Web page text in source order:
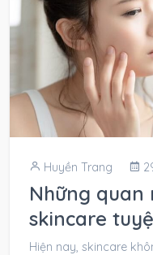
Huyền Trang
Những quan
skincare
Hiện nay, skincare